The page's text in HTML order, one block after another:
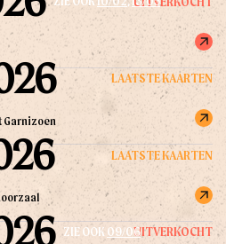
LAATSTE KAARTEN
Garnizoen
LAATSTE KAARTEN
UITVERKOCHT
ZIE OOK 09/06